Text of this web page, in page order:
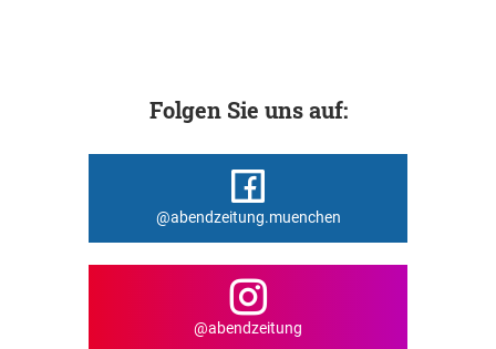
Folgen Sie uns auf:
@abendzeitung.muenchen
@abendzeitung